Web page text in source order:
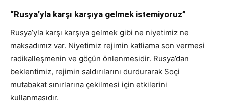
“Rusya’yla karşı karşıya gelmek istemiyoruz”
Rusya’yla karşı karşıya gelmek gibi ne niyetimiz ne
maksadımız var. Niyetimiz rejimin katliama son vermesi
radikalleşmenin ve göçün önlenmesidir. Rusya’dan
beklentimiz, rejimin saldırılarını durdurarak Soçi
mutabakat sınırlarına çekilmesi için etkilerini
kullanmasıdır.